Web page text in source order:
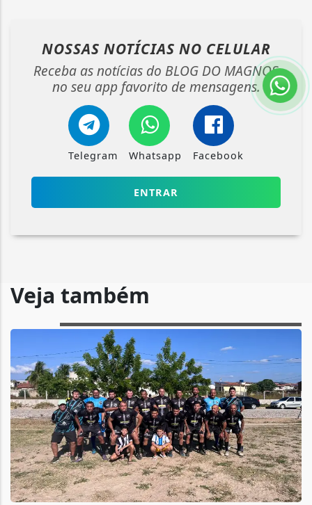
NOSSAS NOTÍCIAS NO CELULAR
Receba as notícias do BLOG DO MAGNOS
no seu app favorito de mensagens.
Telegram Whatsapp Facebook
ENTRAR
Veja também